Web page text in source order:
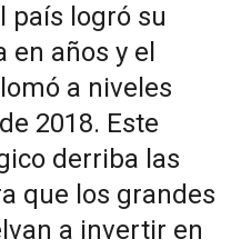
país logró su
años y el
a niveles
2018. Este
derriba las
que los grandes
a invertir en